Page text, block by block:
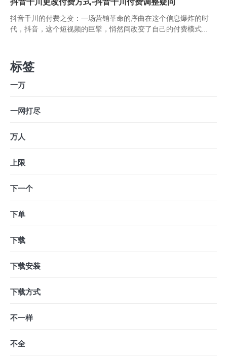
抖音千川的付费之变：一场营销革命的序曲在这个信息爆炸的时
代，抖音，这个短视频的巨擘，悄然间改变了自己的付费模式...
标签
一万
一网打尽
万人
上限
下一个
下单
下载
下载安装
下载方式
不一样
不全